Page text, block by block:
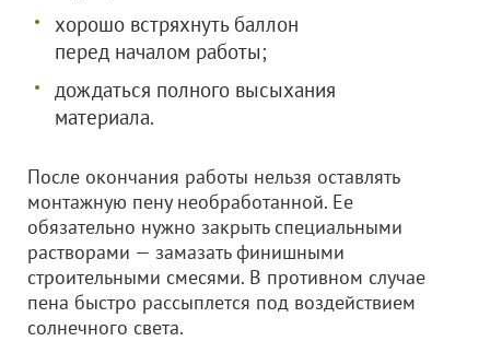
хорошо встряхнуть баллон
перед началом работы;
дождаться полного высыхания
материала.
После окончания работы нельзя оставлять
монтажную пену необработанной. Ее
обязательно нужно закрыть специальными
растворами — замазать финишными
строительными смесями. В противном случае
пена быстро рассыплется под воздействием
солнечного света.